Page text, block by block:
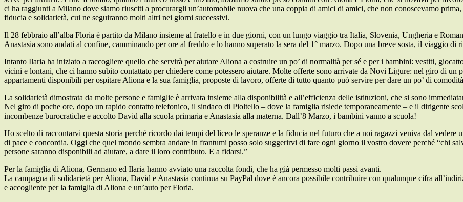
ci ha raggiunti a Milano dove siamo riusciti a procurargli un’automobile nuova che una coppia di amici di amici, che non conoscevamo
fiducia e solidarietà, cui ne seguiranno molti altri nei giorni successivi.
Il 28 febbraio all’alba Floria è partito da Milano insieme al fratello e in due giorni, con un lungo viaggio tra Italia, Slovenia, Ungheria e
Anastasia sono andati al confine, camminando per ore al freddo e lo hanno superato la sera del 1° marzo. Dopo una breve sosta, il viaggio
Intanto Ilaria ha iniziato a raccogliere quello che servirà per aiutare Aliona a costruire un po’ di normalità per sé e per i bambini: vestiti,
vicini e lontani, che ci hanno subito contattato per chiedere come potessero aiutare. Molte offerte sono arrivate da Novi Ligure: nel giro di un
appartamenti disponibili per ospitare Aliona e la sua famiglia, proposte di lavoro, offerte di tutto quanto può servire per dare un po’ di
La solidarietà dimostrata da molte persone e famiglie è arrivata insieme alla disponibilità e all’efficienza delle istituzioni, che si sono
Nel giro di poche ore, dopo un rapido contatto telefonico, il sindaco di Pioltello – dove la famiglia risiede temporaneamente – e il dirigente
incombenze burocratiche e accolto David alla scuola primaria e Anastasia alla materna. Dall’8 Marzo, i bambini vanno a scuola!
Ho scelto di raccontarvi questa storia perché ricordo dai tempi del liceo le speranze e la fiducia nel futuro che a noi ragazzi veniva dal vedere
di pace e concordia. Oggi che quel mondo sembra andare in frantumi posso solo suggerirvi di fare ogni giorno il vostro dovere perché “chi
persone saranno disponibili ad aiutare, a dare il loro contributo. E a fidarsi.”
Per la famiglia di Aliona, Germano ed Ilaria hanno avviato una raccolta fondi, che ha già permesso molti passi avanti.
La campagna di solidarietà per Aliona, David e Anastasia continua su PayPal dove è ancora possibile contribuire con qualunque cifra
e accogliente per la famiglia di Aliona e un’auto per Floria.